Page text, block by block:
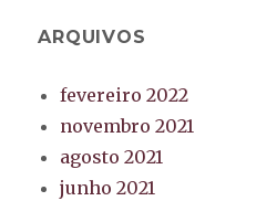
ARQUIVOS
fevereiro 2022
novembro 2021
agosto 2021
junho 2021